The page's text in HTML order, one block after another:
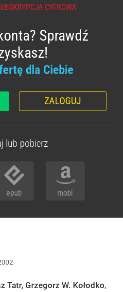
CYFROWA
Sprawdź
dla Ciebie
ZALOGUJ
lub pobierz
epub mobi
Tatr, Grzegorz W. Kołodko,